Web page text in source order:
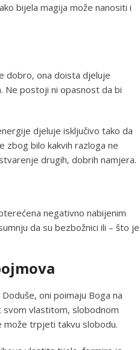
bijela magija može nanositi i
dobro, ona doista djeluje
Ne postoji ni opasnost da bi
djeluje isključivo tako da
zbog bilo kakvih razloga ne
drugih, dobrih namjera.
negativno nabijenim
da su bezbožnici ili – što je
oni poimaju Boga na
svom vlastitom, slobodnom
može trpjeti takvu slobodu.